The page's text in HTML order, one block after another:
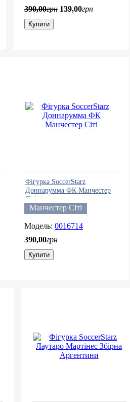
390,00грн 139,00грн
Купити
Фігурка SoccerStarz
Доннарумма ФК Манчестер
Сіті
Манчестер Сіті
0016714
390,00грн
Купити